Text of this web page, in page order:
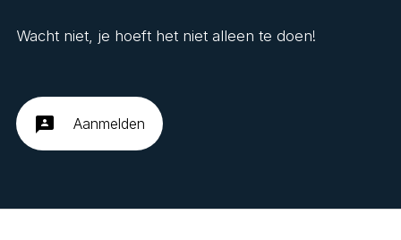
Wacht niet, je hoeft het niet alleen te doen!
3p Aanmelden